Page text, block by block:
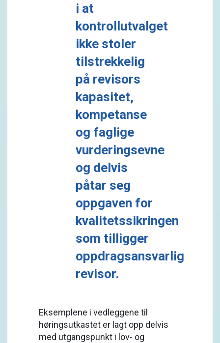
i at
kontrollutvalget
ikke stoler
tilstrekkelig
på revisors
kapasitet,
kompetanse
og faglige
vurderingsevne
og delvis
påtar seg
oppgaven for
kvalitetssikringen
som tilligger
oppdragsansvarlig
revisor.
Eksemplene i vedleggene til
høringsutkastet er lagt opp delvis
med utgangspunkt i lov- og